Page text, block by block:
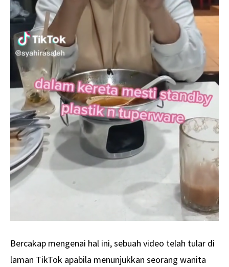
Bercakap mengenai hal ini, sebuah video telah tular di
laman TikTok apabila menunjukkan seorang wanita